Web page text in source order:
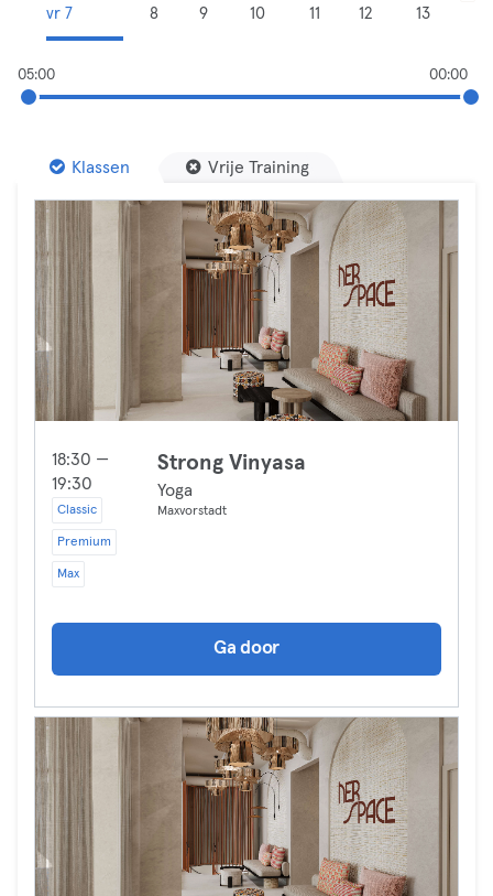
vr 7
8
9
10
11
12
13
05:00 00:00
Klassen Vrije Training
18:30 —
19:30
Classic
Premium
Max
Strong Vinyasa
Yoga
Maxvorstadt
Ga door